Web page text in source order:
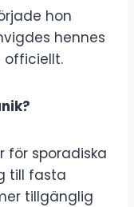
hon
hennes
officiellt.
för sporadiska
till fasta
tillgänglig